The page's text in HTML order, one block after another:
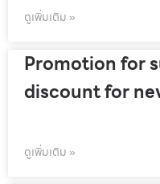
ดูเพิ่มเติม »
Promotion for
discount for
ดูเพิ่มเติม »